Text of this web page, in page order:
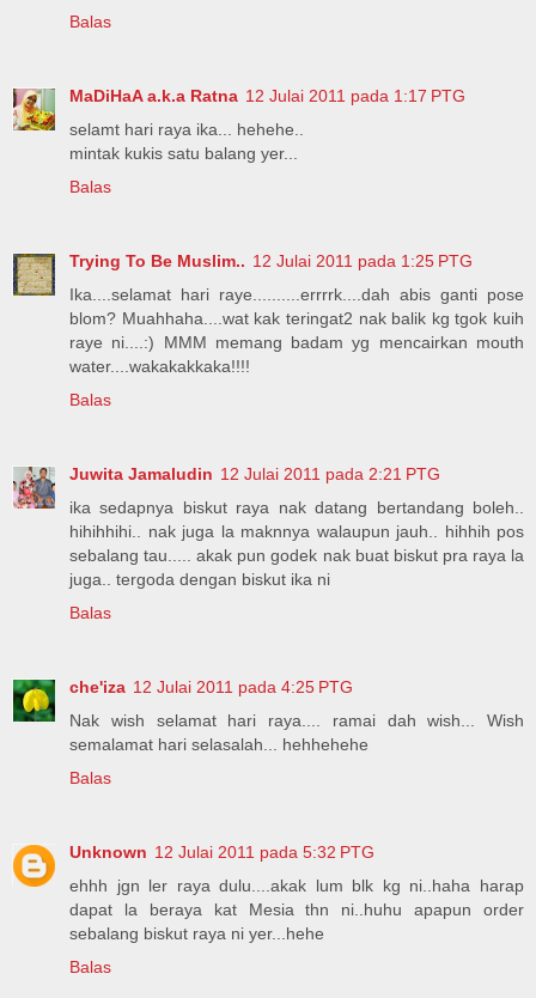
Balas
MaDiHaA a.k.a Ratna 12 Julai 2011 pada 1:17 PTG
selamt hari raya ika... hehehe..
mintak kukis satu balang yer...
Balas
Trying To Be Muslim.. 12 Julai 2011 pada 1:25 PTG
Ika....selamat hari raye..........errrrk....dah abis ganti pose
blom? Muahhaha....wat kak teringat2 nak balik kg tgok kuih
raye ni....:) MMM memang badam yg mencairkan mouth
water....wakakakkaka!!!!
Balas
Juwita Jamaludin 12 Julai 2011 pada 2:21 PTG
ika sedapnya biskut raya nak datang bertandang boleh..
hihihhihi.. nak juga la maknnya walaupun jauh.. hihhih pos
sebalang tau..... akak pun godek nak buat biskut pra raya la
juga.. tergoda dengan biskut ika ni
Balas
che'iza 12 Julai 2011 pada 4:25 PTG
Nak wish selamat hari raya.... ramai dah wish... Wish
semalamat hari selasalah... hehhehehe
Balas
Unknown 12 Julai 2011 pada 5:32 PTG
ehhh jgn ler raya dulu....akak lum blk kg ni..haha harap
dapat la beraya kat Mesia thn ni..huhu apapun order
sebalang biskut raya ni yer...hehe
Balas